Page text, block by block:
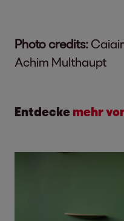
Photo credits:
Achim Multhaupt
Entdecke mehr